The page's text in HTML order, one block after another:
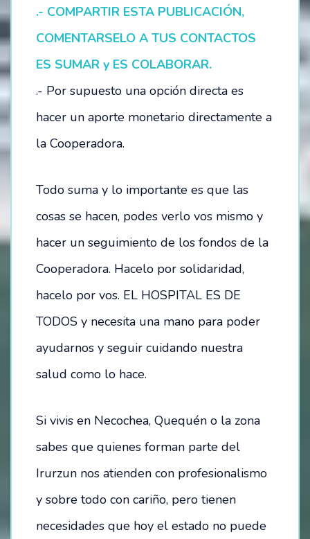
.- COMPARTIR ESTA PUBLICACIÓN,
COMENTARSELO A TUS CONTACTOS
ES SUMAR y ES COLABORAR.
.- Por supuesto una opción directa es
hacer un aporte monetario directamente a
la Cooperadora.
Todo suma y lo importante es que las
cosas se hacen, podes verlo vos mismo y
hacer un seguimiento de los fondos de la
Cooperadora. Hacelo por solidaridad,
hacelo por vos. EL HOSPITAL ES DE
TODOS y necesita una mano para poder
ayudarnos y seguir cuidando nuestra
salud como lo hace.
Si vivis en Necochea, Quequén o la zona
sabes que quienes forman parte del
Irurzun nos atienden con profesionalismo
y sobre todo con cariño, pero tienen
necesidades que hoy el estado no puede